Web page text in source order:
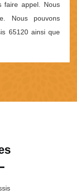
faire appel. Nous
Nous pouvons
65120 ainsi que